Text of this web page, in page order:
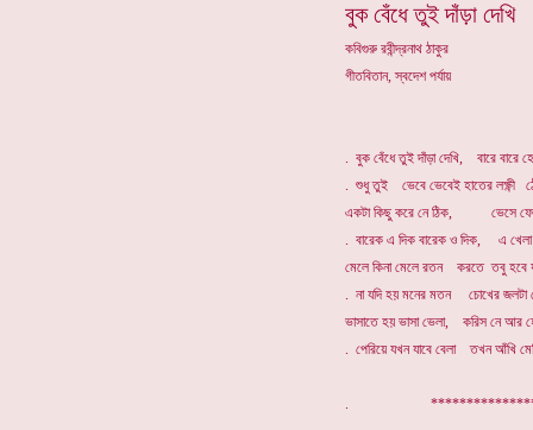
বুক বেঁধে তুই দাঁড়া দেখি
কবিগুরু রবীন্দ্রনাথ ঠাকুর
গীতবিতান, স্বদেশ পর্যায়
. বুক বেঁধে তুই দাঁড়া দেখি, বারে বারে
. শুধু তুই ভেবে ভেবেই হাতের লক্ষ্ণী
একটা কিছু করে নে ঠিক, ভেসে
. বারেক এ দিক বারেক ও দিক, এ
মেলে কিনা মেলে রতন করতে তবু
. না যদি হয় মনের মতন চোখের জলটা
ভাসাতে হয় ভাসা ভেলা, করিস নে আর
. পেরিয়ে যখন যাবে বেলা তখন আঁখি
.